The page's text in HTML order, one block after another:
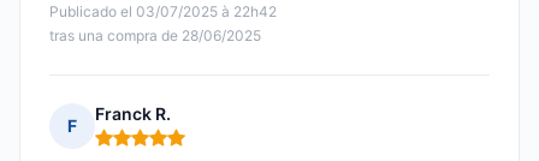
Publicado el 03/07/2025 à 22h42
tras una compra de 28/06/2025
F
Franck R.
Nota: 5 de 5